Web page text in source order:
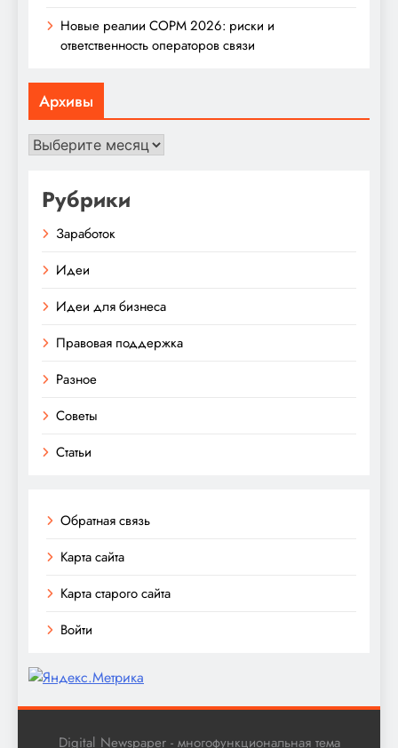
Новые реалии СОРМ 2026: риски и
ответственность операторов связи
Архивы
Архивы
Рубрики
Заработок
Идеи
Идеи для бизнеса
Правовая поддержка
Разное
Советы
Статьи
Обратная связь
Карта сайта
Карта старого сайта
Войти
Digital Newspaper - многофункциональная тема